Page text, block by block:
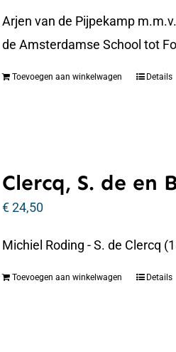
Arjen van de Pijpekamp
de Amsterdamse School tot
Toevoegen aan winkelwagen Details
Clercq, S. de en
€24,50
Michiel Roding - S. de Clercq
Toevoegen aan winkelwagen Details